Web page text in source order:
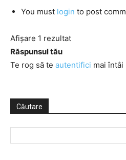
You must login to post
Afișare 1 rezultat
Răspunsul tău
Te rog să te autentifici mai
Căutare